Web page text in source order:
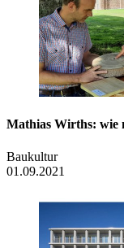
Mathias Wirths: wie
Baukultur
01.09.2021